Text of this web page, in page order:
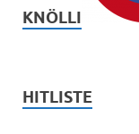
KNÖLLI
HITLISTE